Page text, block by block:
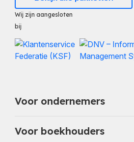
Wij zijn aangesloten
bij
Voor ondernemers
Voor boekhouders